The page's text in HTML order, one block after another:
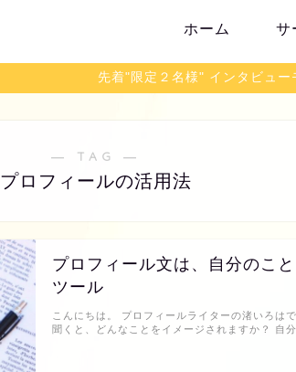
ホーム サ
先着"限定２名様" インタビュー
― TAG ―
プロフィールの活用法
プロフィール文は、自分のこ
ツール
こんにちは。 プロフィールライターの渚いろは
聞くと、どんなことをイメージされますか？ 自